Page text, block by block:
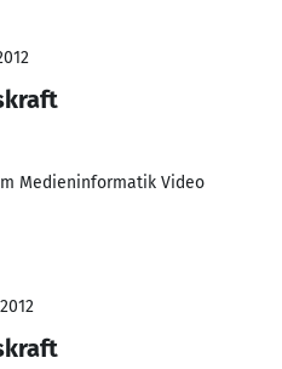
Medieninformatik Video